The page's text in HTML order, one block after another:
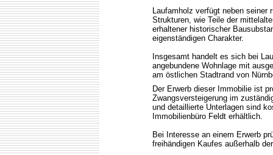
Laufamholz verfügt neben seiner
Strukturen, wie Teile der
erhaltener historischer
eigenständigen Charakter.
Insgesamt handelt es sich bei
angebundene Wohnlage mit
am östlichen Stadtrand von
Der Erwerb dieser Immobilie ist
Zwangsversteigerung im
und detaillierte Unterlagen sind
Immobilienbüro Feldt erhältlich.
Bei Interesse an einem Erwerb
freihändigen Kaufes außerhalb